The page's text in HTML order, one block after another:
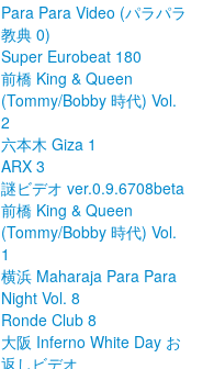
Para Para Video (パラパラ
教典 0)
Super Eurobeat 180
前橋 King & Queen
(Tommy/Bobby 時代) Vol.
2
六本木 Giza 1
ARX 3
謎ビデオ ver.0.9.6708beta
前橋 King & Queen
(Tommy/Bobby 時代) Vol.
1
横浜 Maharaja Para Para
Night Vol. 8
Ronde Club 8
大阪 Inferno White Day お
返しビデオ